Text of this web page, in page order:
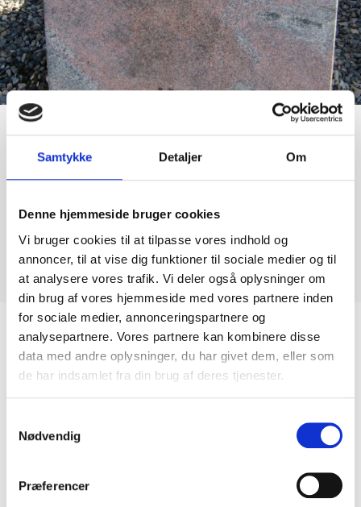
Samtykke Detaljer Om
Denne hjemmeside bruger cookies
Vi bruger cookies til at tilpasse vores indhold og
annoncer, til at vise dig funktioner til sociale medier og til
at analysere vores trafik. Vi deler også oplysninger om
din brug af vores hjemmeside med vores partnere inden
for sociale medier, annonceringspartnere og
analysepartnere. Vores partnere kan kombinere disse
data med andre oplysninger, du har givet dem, eller som
de har indsamlet fra din brug af deres tjenester.
Nødvendig
Præferencer
Nr. 344 Paradiso
Pris: 4500,- kr:
Størrelse: 57 x 45 cm
Relaterede Varer